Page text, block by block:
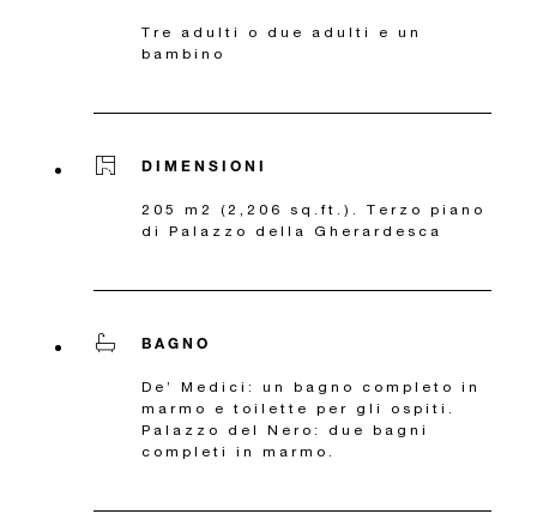
Tre adulti o due adulti e un
bambino
DIMENSIONI
205 m2 (2,206 sq.ft.). Terzo piano
di Palazzo della Gherardesca
BAGNO
De’ Medici: un bagno completo in
marmo e toilette per gli ospiti.
Palazzo del Nero: due bagni
completi in marmo.